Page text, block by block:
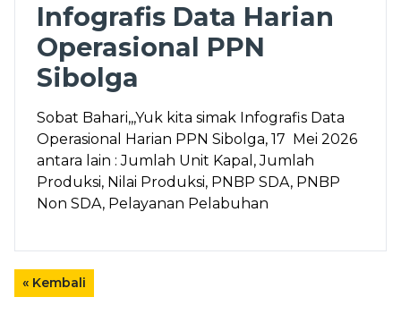
Infografis Data Harian
Operasional PPN
Sibolga
Sobat Bahari,,,Yuk kita simak Infografis Data
Operasional Harian PPN Sibolga, 17 Mei 2026
antara lain : Jumlah Unit Kapal, Jumlah
Produksi, Nilai Produksi, PNBP SDA, PNBP
Non SDA, Pelayanan Pelabuhan
« Kembali